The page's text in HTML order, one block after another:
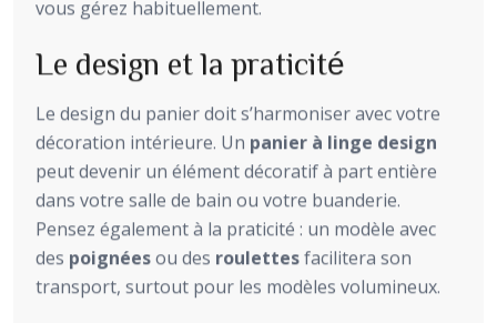
vous gérez habituellement.
Le design et la praticité
Le design du panier doit s’harmoniser avec votre
décoration intérieure. Un panier à linge design
peut devenir un élément décoratif à part entière
dans votre salle de bain ou votre buanderie.
Pensez également à la praticité : un modèle avec
des poignéesou des roulettesfacilitera son
transport, surtout pour les modèles volumineux.